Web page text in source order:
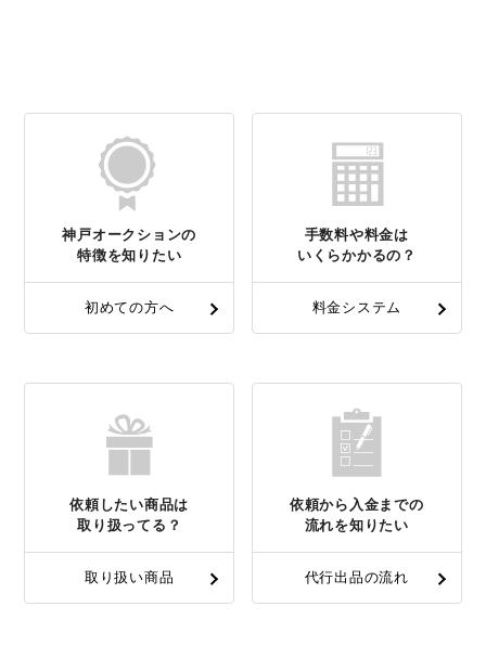
神戸オークションの
特徴を知りたい
初めての方へ
手数料や料金は
いくらかかるの？
料金システム
依頼したい商品は
取り扱ってる？
取り扱い商品
依頼から入金までの
流れを知りたい
代行出品の流れ